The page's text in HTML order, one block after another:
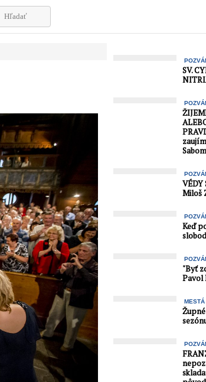
SV.
VÉDY
Miloš
Keď
"Byť
Pavol
MESTÁ